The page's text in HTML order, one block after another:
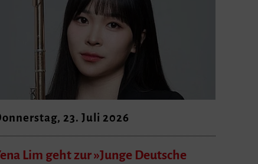
23. Juli 2026
Lim geht zur »Junge Deutsche